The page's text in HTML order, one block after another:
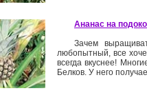
Ананас на
Зачем
любопытный, все
всегда вкуснее!
Белков. У него